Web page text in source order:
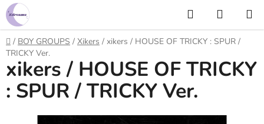
Prejsť
na
obsah
Hľadať
KOŠÍK
Domov
/ BOY GROUPS / Xikers / xikers / HOUSE OF TRICKY : SPUR /
TRICKY Ver.
xikers / HOUSE OF TRICKY
: SPUR / TRICKY Ver.